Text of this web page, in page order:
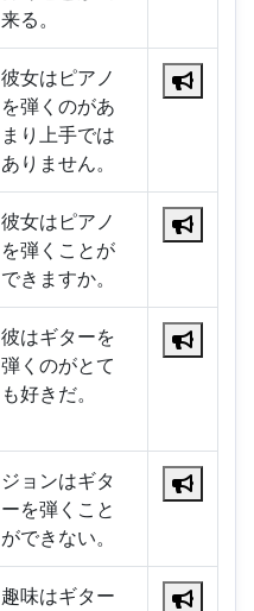
来る。
彼女はピアノ
を弾くのがあ
まり上手では
ありません。
彼女はピアノ
を弾くことが
できますか。
彼はギターを
弾くのがとて
も好きだ。
ジョンはギタ
ーを弾くこと
ができない。
趣味はギター